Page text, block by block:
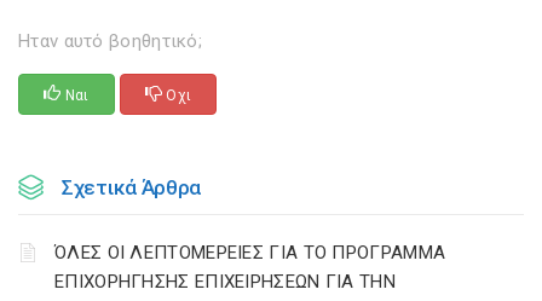
Ηταν αυτό βοηθητικό;
Ναι Οχι
Σχετικά Άρθρα
ΌΛΕΣ ΟΙ ΛΕΠΤΟΜΕΡΕΙΕΣ ΓΙΑ ΤΟ ΠΡΟΓΡΑΜΜΑ
ΕΠΙΧΟΡΗΓΗΣΗΣ ΕΠΙΧΕΙΡΗΣΕΩΝ ΓΙΑ ΤΗΝ